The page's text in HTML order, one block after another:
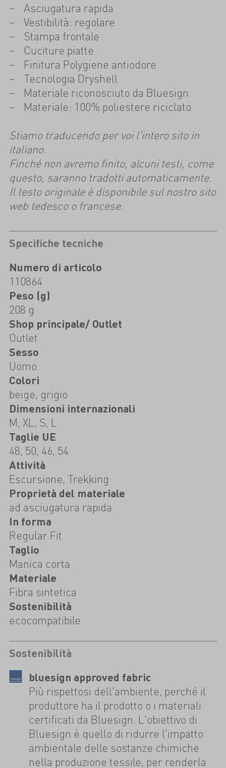
Asciugatura rapida
Vestibilità: regolare
Stampa frontale
Cuciture piatte
Finitura Polygiene antiodore
Tecnologia Dryshell
Materiale riconosciuto da Bluesign
Materiale: 100% poliestere riciclato
Stiamo traducendo per voi l'intero sito in
italiano.
Finché non avremo finito, alcuni testi, come
questo, saranno tradotti automaticamente.
Il testo originale è disponibile sul nostro sito
web tedesco o francese.
Specifiche tecniche
Numero di articolo
110864
Peso (g)
208 g
Shop principale/ Outlet
Outlet
Sesso
Uomo
Colori
beige, grigio
Dimensioni internazionali
M, XL, S, L
Taglie UE
48, 50, 46, 54
Attività
Escursione, Trekking
Proprietà del materiale
ad asciugatura rapida
In forma
Regular Fit
Taglio
Manica corta
Materiale
Fibra sintetica
Sostenibilità
ecocompatibile
Sostenibilità
bluesign approved fabric
Più rispettosi dell'ambiente, perché il
produttore ha il prodotto o i materiali
certificati da Bluesign. L'obiettivo di
Bluesign è quello di ridurre l'impatto
ambientale delle sostanze chimiche
nella produzione tessile, per renderla